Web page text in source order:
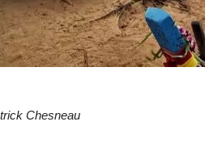
Chesneau